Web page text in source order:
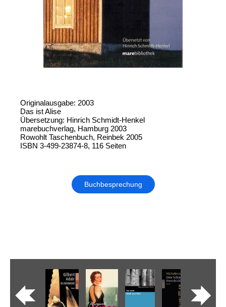
Originalausgabe: 2003
Das ist Alise
Übersetzung: Hinrich Schmidt-Henkel
marebuchverlag, Hamburg 2003
Rowohlt Taschenbuch, Reinbek 2005
ISBN 3-499-23874-8, 116 Seiten
Buchbesprechung